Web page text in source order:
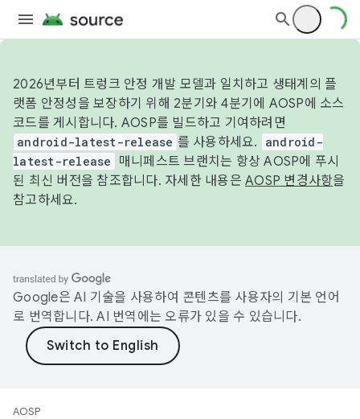
2026년부터 트렁크 안정 개발 모델과 일치하고 생태계의 플
랫폼 안정성을 보장하기 위해 2분기와 4분기에 AOSP에 소스
코드를 게시합니다. AOSP를 빌드하고 기여하려면
android-latest-release 를 사용하세요.
android-
latest-release
매니페스트 브랜치는 항상 AOSP에 푸시
된 최신 버전을 참조합니다. 자세한 내용은 AOSP 변경사항을
참고하세요.
Google은 AI 기술을 사용하여 콘텐츠를 사용자의 기본 언어
로 번역합니다. AI 번역에는 오류가 있을 수 있습니다.
AOSP